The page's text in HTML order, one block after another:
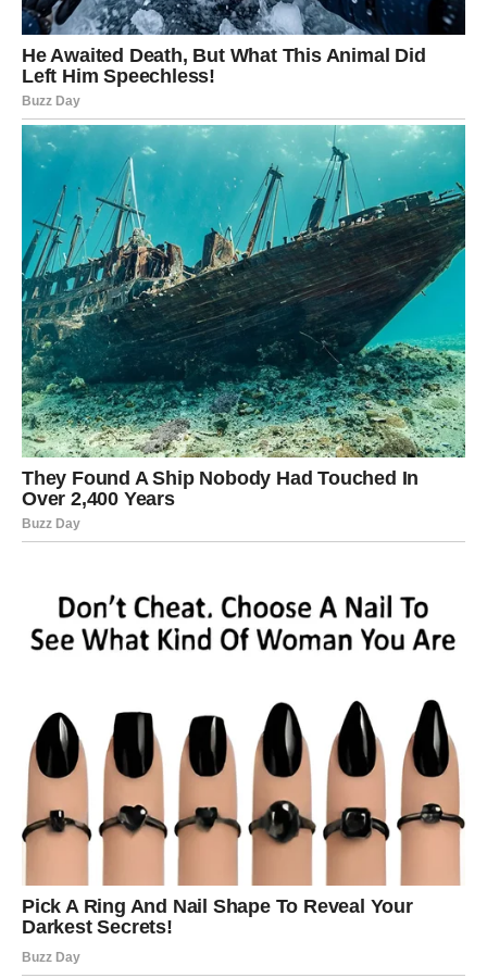
Vaga i Škorpija: Različite potrebe u
prijateljstvu
Kombinacija Vage i Škorpije predstavlja još jedan izazov.
Vaga voli društvo i otvorena prijateljstva, dok je Škorpija
posesivna i duboko emocionalna u prijateljstvu. Ova
povezanost, dok Vaga teži slobodi i raznolikosti u
društvenim krugovima.
Ove različite potrebe često vode
do nesuglasica, iako privlačnost među njima može biti
snažna na početku.
Međutim, ako uspiju pronaći sredinu, Vaga može pomoći
interakcijama, dok Škorpija može pomoći Vagi da se
dublje poveže s drugima. Razumijevanje i poštovanje
različitih potreba ovih znakova može dovesti do